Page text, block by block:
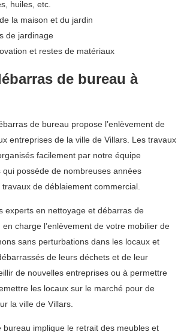
huiles, etc.
la maison et du jardin
de jardinage
et restes de matériaux
de bureau à
de bureau propose l’enlèvement de
entreprises de la ville de Villars. Les travaux
facilement par notre équipe
qui possède de nombreuses années
de déblaiement commercial.
experts en nettoyage et débarras de
charge l’enlèvement de votre mobilier de
sans perturbations dans les locaux et
de leurs déchets et de leur
de nouvelles entreprises ou à permettre
les locaux sur le marché pour de
la ville de Villars.
bureau implique le retrait des meubles et